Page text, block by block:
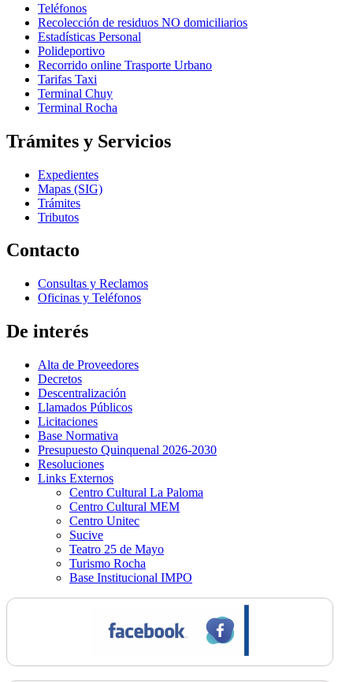
Teléfonos
Recolección de residuos NO domiciliarios
Estadísticas Personal
Polideportivo
Recorrido online Trasporte Urbano
Tarifas Taxi
Terminal Chuy
Terminal Rocha
Trámites y Servicios
Expedientes
Mapas (SIG)
Trámites
Tributos
Contacto
Consultas y Reclamos
Oficinas y Teléfonos
De interés
Alta de Proveedores
Decretos
Descentralización
Llamados Públicos
Licitaciones
Base Normativa
Presupuesto Quinquenal 2026-2030
Resoluciones
Links Externos
Centro Cultural La Paloma
Centro Cultural MEM
Centro Unitec
Sucive
Teatro 25 de Mayo
Turismo Rocha
Base Institucional IMPO